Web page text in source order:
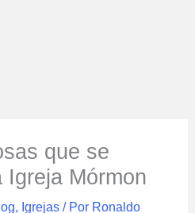
que se
Igreja Mórmon
, Igrejas / Por Ronaldo